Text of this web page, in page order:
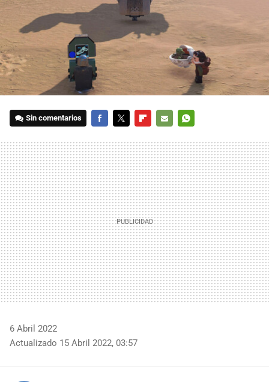
Sin comentarios
MAIL
6 Abril 2022
Actualizado 15 Abril 2022, 03:57